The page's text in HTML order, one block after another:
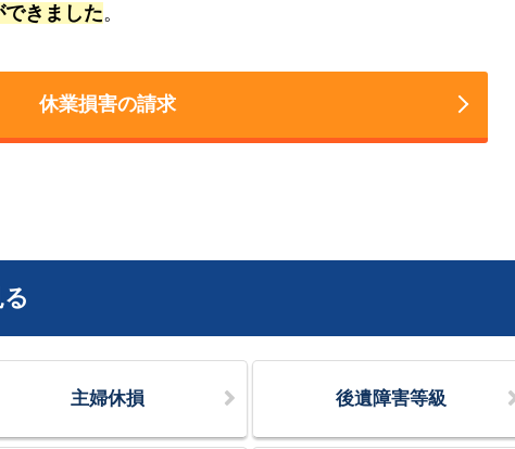
きました。
休業損害の請求
主婦休損 後遺障害等級